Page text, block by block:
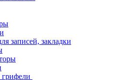
записей, закладки